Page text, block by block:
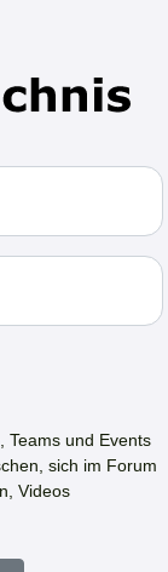
Teams und Events
sich im Forum
Videos